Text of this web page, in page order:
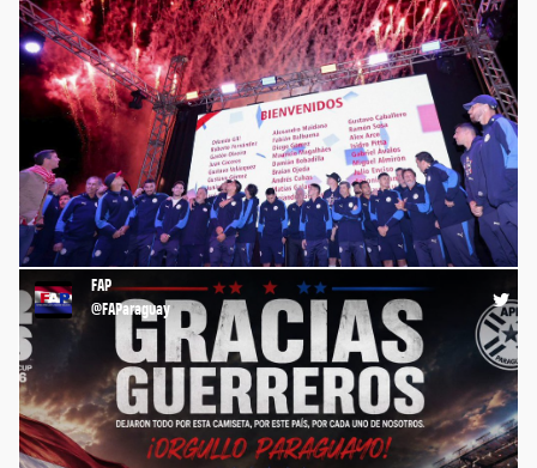
⚽️🇵🇾 Gracias, querida @Albirroja 🙌🏻💪🏻
https://t.co/zwPXQhgbsa
13:55 06-07-26
FAP
@FAParaguay